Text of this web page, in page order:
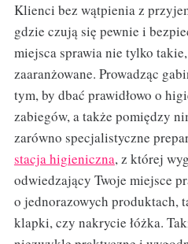
Klienci bez wątpienia z
gdzie czują się pewnie i
miejsca sprawia nie tylko
zaaranżowane. Prowadząc
tym, by dbać prawidłowo o
zabiegów, a także pomiędzy
zarówno specjalistyczne
stacja higieniczna, z której
odwiedzający Twoje miejsce
o jednorazowych produktach,
klapki, czy nakrycie łóżka.